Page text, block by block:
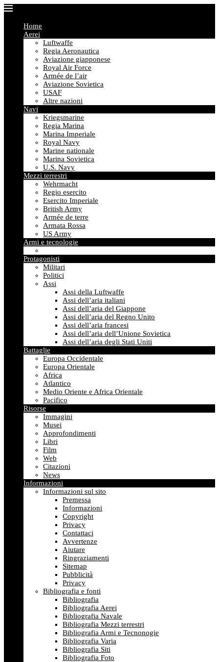
Home
Aerei
Luftwaffe
Regia Aeronautica
Aviazione giapponese
Royal Air Force
Armée de l’air
Aviazione Sovietica
USAF
Altre nazioni
Navi
Kriegsmarine
Regia Marina
Marina Imperiale
Royal Navy
Marine nationale
Marina Sovietica
U.S. Navy
Mezzi terrestri
Wehrmacht
Regio esercito
Esercito Imperiale
British Army
Armée de terre
Armata Rossa
US Army
Armi e tecnologie
Protagonisti
Militari
Politici
Assi
Assi della Luftwaffe
Assi dell’aria italiani
Assi dell’aria del Giappone
Assi dell’aria del Regno Unito
Assi dell’aria francesi
Assi dell’aria dell’Unione Sovietica
Assi dell’aria degli Stati Uniti
Battaglie
Europa Occidentale
Europa Orientale
Africa
Atlantico
Medio Oriente e Africa Orientale
Pacifico
Risorse
Immagini
Musei
Approfondimenti
Libri
Film
Web
Citazioni
News
Informazioni
Informazioni sul sito
Premessa
Informazioni
Copyright
Privacy
Contattaci
Avvertenze
Aiutare
Ringraziamenti
Sitemap
Pubblicità
Privacy
Bibliografia e fonti
Bibliografia
Bibliografia Aerei
Bibliografia Navale
Bibliografia Mezzi terrestri
Bibliografia Armi e Tecnonogie
Bibliografia Varia
Bibliografia Siti
Bibliografia Foto